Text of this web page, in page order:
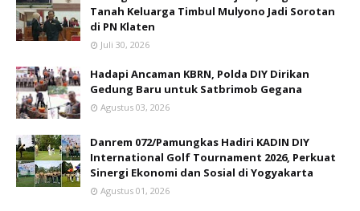
Tanah Keluarga Timbul Mulyono Jadi Sorotan
di PN Klaten
Juli 30, 2026
Hadapi Ancaman KBRN, Polda DIY Dirikan
Gedung Baru untuk Satbrimob Gegana
Agustus 03, 2026
Danrem 072/Pamungkas Hadiri KADIN DIY
International Golf Tournament 2026, Perkuat
Sinergi Ekonomi dan Sosial di Yogyakarta
Agustus 01, 2026